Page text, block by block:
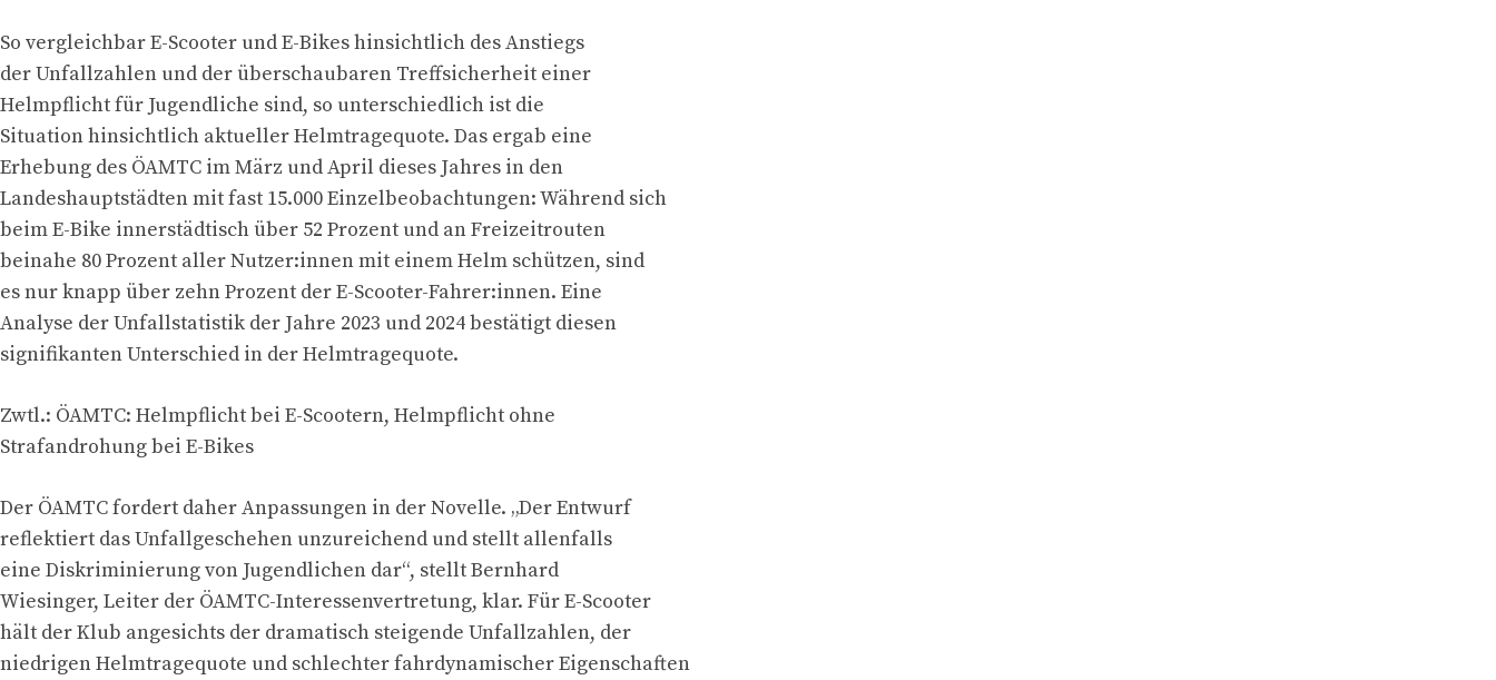
So vergleichbar E-Scooter und E-Bikes hinsichtlich des Anstiegs
der Unfallzahlen und der überschaubaren Treffsicherheit einer
Helmpflicht für Jugendliche sind, so unterschiedlich ist die
Situation hinsichtlich aktueller Helmtragequote. Das ergab eine
Erhebung des ÖAMTC im März und April dieses Jahres in den
Landeshauptstädten mit fast 15.000 Einzelbeobachtungen: Während sich
beim E-Bike innerstädtisch über 52 Prozent und an Freizeitrouten
beinahe 80 Prozent aller Nutzer:innen mit einem Helm schützen, sind
es nur knapp über zehn Prozent der E-Scooter-Fahrer:innen. Eine
Analyse der Unfallstatistik der Jahre 2023 und 2024 bestätigt diesen
signifikanten Unterschied in der Helmtragequote.
Zwtl.: ÖAMTC: Helmpflicht bei E-Scootern, Helmpflicht ohne
Strafandrohung bei E-Bikes
Der ÖAMTC fordert daher Anpassungen in der Novelle. „Der Entwurf
reflektiert das Unfallgeschehen unzureichend und stellt allenfalls
eine Diskriminierung von Jugendlichen dar“, stellt Bernhard
Wiesinger, Leiter der ÖAMTC-Interessenvertretung, klar. Für E-Scooter
hält der Klub angesichts der dramatisch steigende Unfallzahlen, der
niedrigen Helmtragequote und schlechter fahrdynamischer Eigenschaften